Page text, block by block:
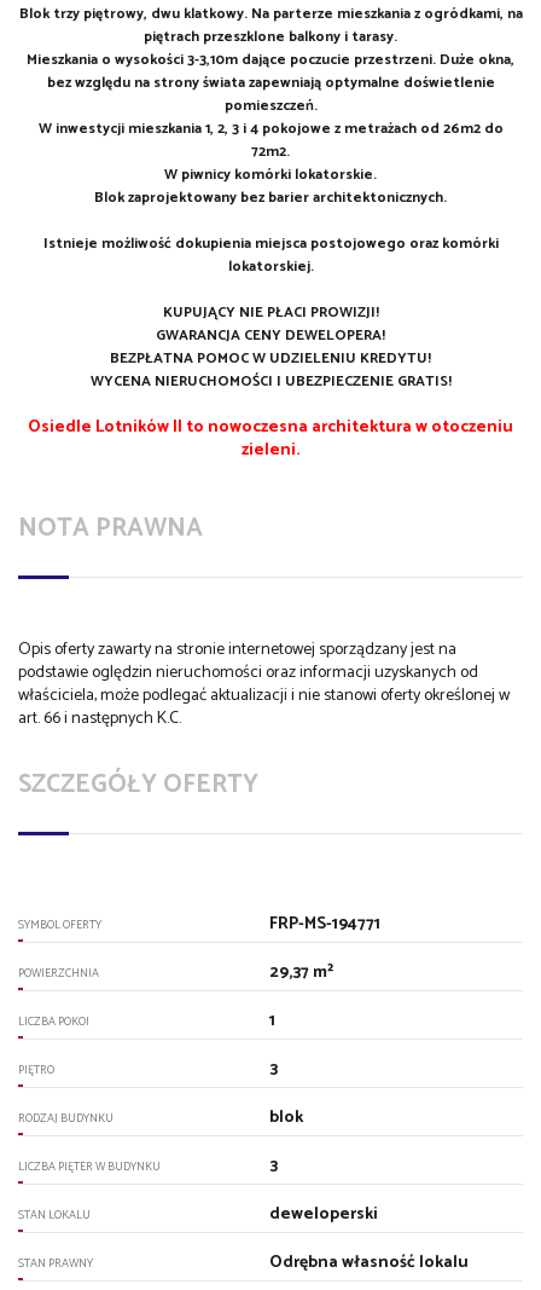
Blok trzy piętrowy, dwu klatkowy. Na parterze mieszkania z ogródkami, na
piętrach przeszklone balkony i tarasy.
Mieszkania o wysokości 3-3,10m dające poczucie przestrzeni. Duże okna,
bez względu na strony świata zapewniają optymalne doświetlenie
pomieszczeń.
W inwestycji mieszkania 1, 2, 3 i 4 pokojowe z metrażach od 26m2 do
72m2.
W piwnicy komórki lokatorskie.
Blok zaprojektowany bez barier architektonicznych.
Istnieje możliwość dokupienia miejsca postojowego oraz komórki
lokatorskiej.
KUPUJĄCY NIE PŁACI PROWIZJI!
GWARANCJA CENY DEWELOPERA!
BEZPŁATNA POMOC W UDZIELENIU KREDYTU!
WYCENA NIERUCHOMOŚCI I UBEZPIECZENIE GRATIS!
Osiedle Lotników II to nowoczesna architektura w otoczeniu
zieleni.
NOTA PRAWNA
Opis oferty zawarty na stronie internetowej sporządzany jest na
podstawie oględzin nieruchomości oraz informacji uzyskanych od
właściciela, może podlegać aktualizacji i nie stanowi oferty określonej w
art. 66 i następnych K.C.
SZCZEGÓŁY OFERTY
SYMBOL OFERTY FRP-MS-194771
POWIERZCHNIA 29,37 m²
LICZBA POKOI 1
PIĘTRO 3
RODZAJ BUDYNKU blok
LICZBA PIĘTER W BUDYNKU 3
STAN LOKALU deweloperski
STAN PRAWNY Odrębna własność lokalu